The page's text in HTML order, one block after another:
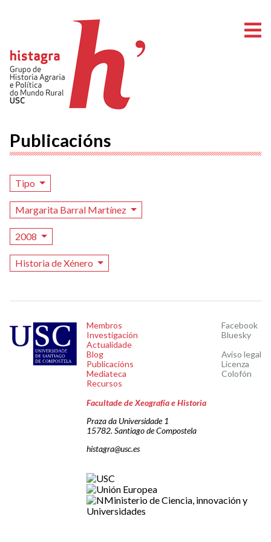
Publicacións
Tipo
Margarita Barral Martínez
2008
Historia de Xénero
Membros
Investigación
Actualidade
Blog
Publicacións
Mediateca
Recursos
Facebook
Bluesky
Aviso legal
Licenza
Colofón
Facultade de Xeografía e Historia
Praza da Universidade 1
15782. Santiago de Compostela
histagra@usc.es